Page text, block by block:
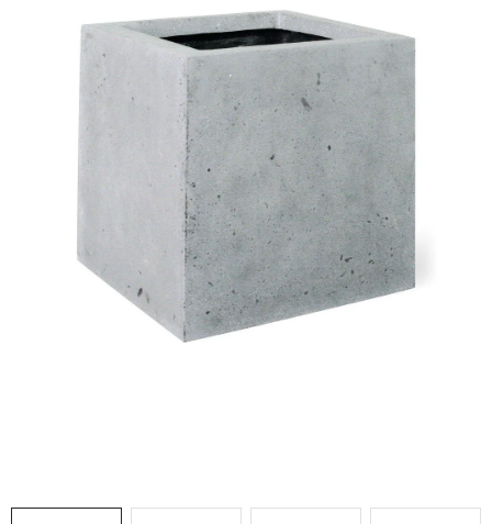
INTERIÉROVÉ DEKORÁCIE
NA OBJEDNÁVKU